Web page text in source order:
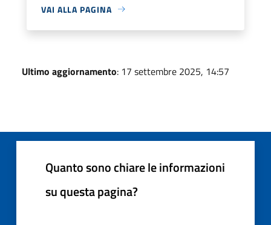
VAI ALLA PAGINA
Ultimo aggiornamento: 17 settembre 2025, 14:57
Quanto sono chiare le informazioni
su questa pagina?